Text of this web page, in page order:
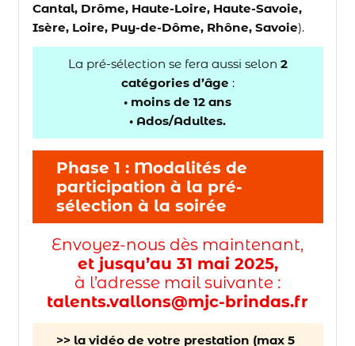
Cantal, Drôme, Haute-Loire, Haute-Savoie,
Isère, Loire, Puy-de-Dôme, Rhône, Savoie).
La pré-sélection se fera aussi selon 2
catégories d’âge :
• moins de 12 ans
• Ados/Adultes.
Phase 1 : Modalités de
participation à la pré-
sélection à la soirée
Envoyez-nous dès maintenant,
et jusqu’au 31 mai 2025,
à l’adresse mail suivante :
talents.vallons@mjc-brindas.fr
>> la vidéo de votre prestation (max 5